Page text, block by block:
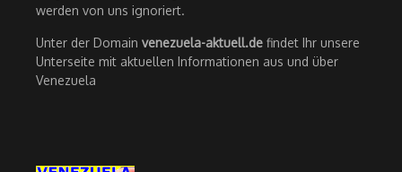
werden von uns ignoriert.
Unter der Domain venezuela-aktuell.de findet Ihr unsere
Unterseite mit aktuellen Informationen aus und über
Venezuela